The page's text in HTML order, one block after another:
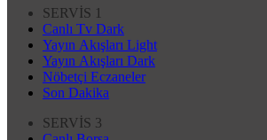
SERVİS 1
Canlı Tv Dark
Yayın Akışları Light
Yayın Akışları Dark
Nöbetçi Eczaneler
Son Dakika
SERVİS 3